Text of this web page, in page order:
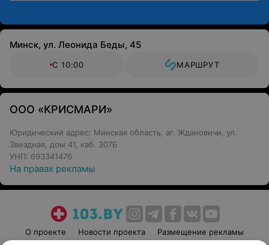
Минск, ул. Леонида Беды, 45
С 10:00 МАРШРУТ
ООО «КРИСМАРИ»
Юридический адрес: Минская область, аг. Ждановичи, ул.
Звездная, дом 41, каб. 307Б
УНП: 693341476
На правах рекламы
О проекте Новости проекта
Размещение рекламы